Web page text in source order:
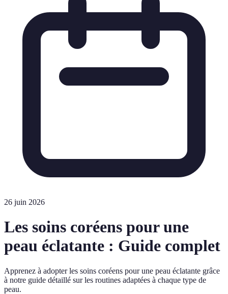
26 juin 2026
Les soins coréens pour une
peau éclatante : Guide complet
Apprenez à adopter les soins coréens pour une peau éclatante grâce
à notre guide détaillé sur les routines adaptées à chaque type de
peau.